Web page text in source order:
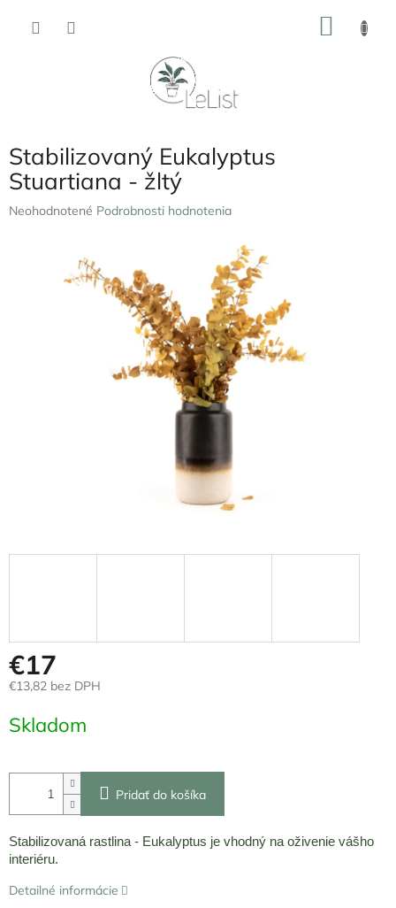
Stabilizovaný Eukalyptus
Stuartiana - žltý
Priemerné
Neohodnotené Podrobnosti hodnotenia
€17
€13,82 bez DPH
cena:
Skladom
Pridať do košíka
Stabilizovaná rastlina - Eukalyptus je vhodný na oživenie vášho
interiéru.
Detailné informácie